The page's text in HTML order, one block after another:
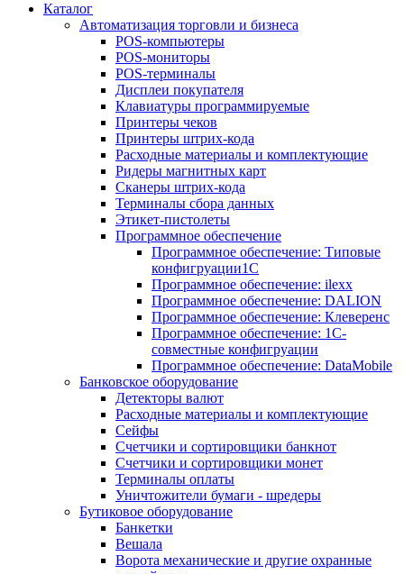
Каталог
Автоматизация торговли и бизнеса
POS-компьютеры
POS-мониторы
POS-терминалы
Дисплеи покупателя
Клавиатуры программируемые
Принтеры чеков
Принтеры штрих-кода
Расходные материалы и комплектующие
Ридеры магнитных карт
Сканеры штрих-кода
Терминалы сбора данных
Этикет-пистолеты
Программное обеспечение
Программное обеспечение: Типовые
конфигруации1С
Программное обеспечение: ilexx
Программное обеспечение: DALION
Программное обеспечение: Клеверенс
Программное обеспечение: 1С-
совместные конфигруации
Программное обеспечение: DataMobile
Банковское оборудование
Детекторы валют
Расходные материалы и комплектующие
Сейфы
Счетчики и сортировщики банкнот
Счетчики и сортировщики монет
Терминалы оплаты
Уничтожители бумаги - шредеры
Бутиковое оборудование
Банкетки
Вешала
Ворота механические и другие охранные